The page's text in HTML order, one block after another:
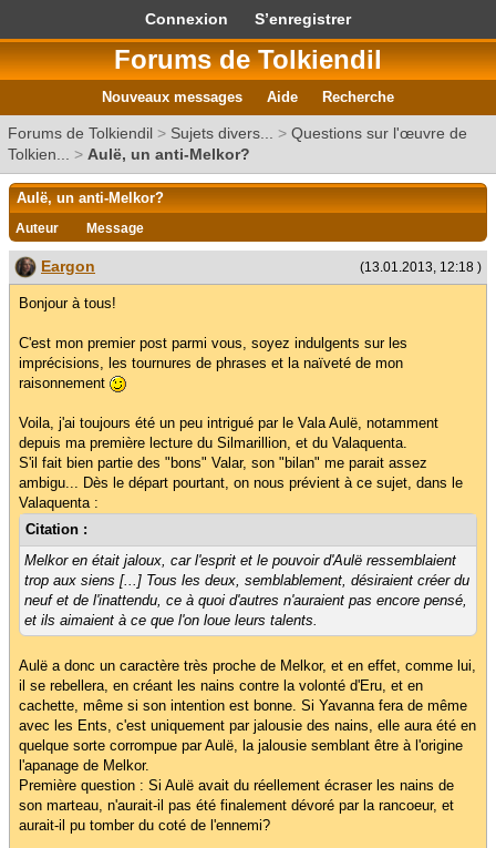
Connexion S’enregistrer
Forums de Tolkiendil
Nouveaux messages Aide Recherche
Forums de Tolkiendil > Sujets divers... > Questions sur l'œuvre de
Tolkien...
> Aulë, un anti-Melkor?
Aulë, un anti-Melkor?
Auteur Message
(13.01.2013, 12:18 )
Eargon
Bonjour à tous!
C'est mon premier post parmi vous, soyez indulgents sur les
imprécisions, les tournures de phrases et la naïveté de mon
raisonnement
Voila, j'ai toujours été un peu intrigué par le Vala Aulë, notamment
depuis ma première lecture du Silmarillion, et du Valaquenta.
S'il fait bien partie des "bons" Valar, son "bilan" me parait assez
ambigu... Dès le départ pourtant, on nous prévient à ce sujet, dans le
Valaquenta :
Citation :
Melkor en était jaloux, car l'esprit et le pouvoir d'Aulë ressemblaient
trop aux siens [...] Tous les deux, semblablement, désiraient créer du
neuf et de l'inattendu, ce à quoi d'autres n'auraient pas encore pensé,
et ils aimaient à ce que l'on loue leurs talents.
Aulë a donc un caractère très proche de Melkor, et en effet, comme lui,
il se rebellera, en créant les nains contre la volonté d'Eru, et en
cachette, même si son intention est bonne. Si Yavanna fera de même
avec les Ents, c'est uniquement par jalousie des nains, elle aura été en
quelque sorte corrompue par Aulë, la jalousie semblant être à l'origine
l'apanage de Melkor.
Première question : Si Aulë avait du réellement écraser les nains de
son marteau, n'aurait-il pas été finalement dévoré par la rancoeur, et
aurait-il pu tomber du coté de l'ennemi?